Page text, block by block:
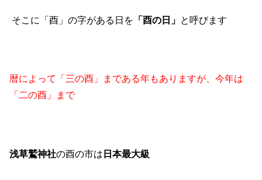
そこに「酉」の字がある日を 「酉の日」 と呼びます
暦によって「三の酉」まである年もありますが、今年は
「二の酉」まで
浅草鷲神社の酉の市は 日本最大級